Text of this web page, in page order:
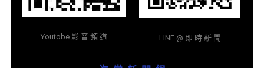
Youtobe 影 音 頻 道 LINE @ 即 時 新 聞